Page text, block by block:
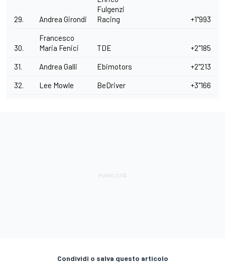
29. Andrea Girondi
Fulgenzi
Racing
+1"993
30.
Francesco
Maria Fenici
TDE +2"185
31. Andrea Galli Ebimotors +2"213
32. Lee Mowle BeDriver +3"166
Condividi o salva questo articolo